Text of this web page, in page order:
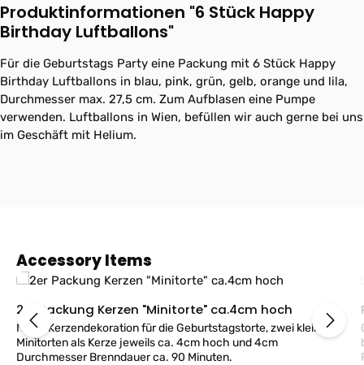
Produktinformationen "6 Stück Happy
Birthday Luftballons"
Für die Geburtstags Party eine Packung mit 6 Stück Happy
Birthday Luftballons in blau, pink, grün, gelb, orange und lila,
Durchmesser max. 27,5 cm. Zum Aufblasen eine Pumpe
verwenden. Luftballons in Wien, befüllen wir auch gerne bei uns
im Geschäft mit Helium.
Produktgalerie überspringen
Accessory Items
2er Packung Kerzen "Minitorte" ca.4cm hoch
Nette Kerzendekoration für die Geburtstagstorte, zwei kleine
Minitorten als Kerze jeweils ca. 4cm hoch und 4cm
Durchmesser Brenndauer ca. 90 Minuten.